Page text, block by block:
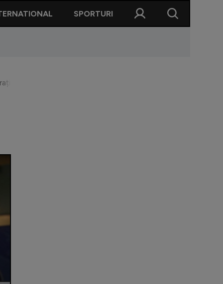
SPORTURI
de aur” a Stelei